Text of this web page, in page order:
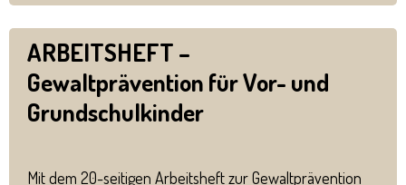
ARBEITSHEFT –
Gewaltprävention für Vor- und
Grundschulkinder
Mit dem 20-seitigen Arbeitsheft zur Gewaltprävention